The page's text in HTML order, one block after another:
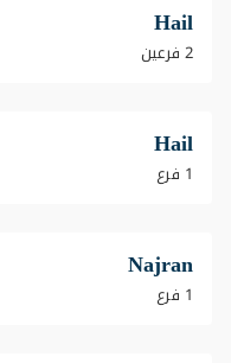
Hail
2 فرعين
Hail
1 فرع
Najran
1 فرع